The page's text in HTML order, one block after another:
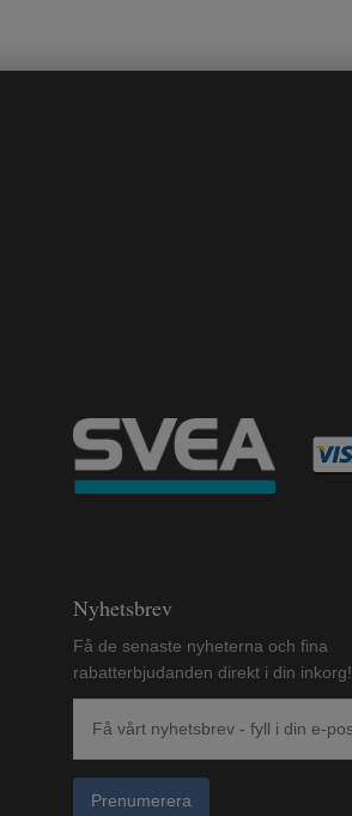
Nyhetsbrev
Få de senaste nyheterna och fina
rabatterbjudanden direkt i din inkorg!
Prenumerera